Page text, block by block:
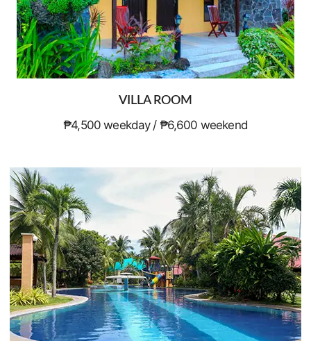
VILLA ROOM
₱4,500 weekday / ₱6,600 weekend